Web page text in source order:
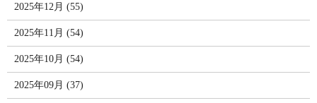
2025年12月 (55)
2025年11月 (54)
2025年10月 (54)
2025年09月 (37)